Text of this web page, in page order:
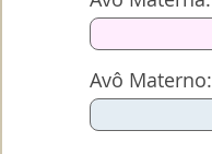
Avô Materno: